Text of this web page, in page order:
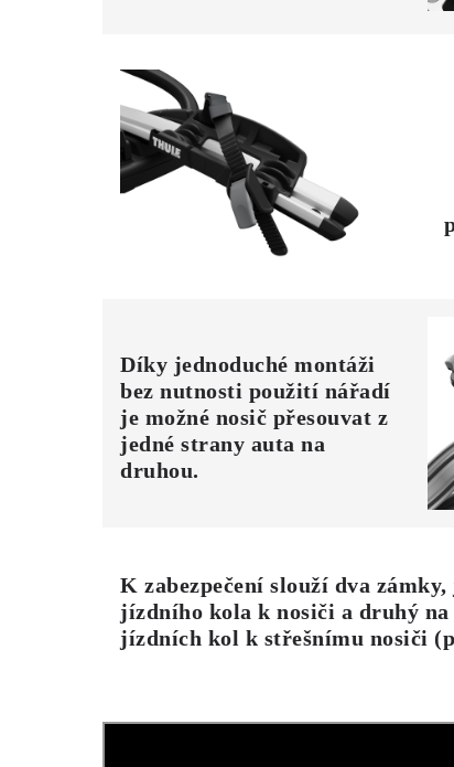
Díky jednoduché montáži
bez nutnosti použití nářadí
je možné nosič přesouvat z
jedné strany auta na
druhou.
K zabezpečení slouží dva zámky,
jízdního kola k nosiči a druhý
jízdních kol k střešnímu nosiči